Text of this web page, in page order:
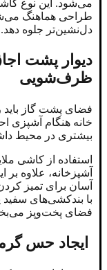
می‌شود. این نوع
طراحی هماهنگ
دل‌نشین‌تر جلوه دهد.
دیوار پشت
ظرف‌شویی
فضای پشت گاز باید
خانه هنگام آشپزی
بیشتری در محیط
استفاده از کاشی
آشپزخانه، علاوه‌
آسان برای تمیز
با بندکشی‌های سفید
فضای پخت‌وپز
ایجاد حس